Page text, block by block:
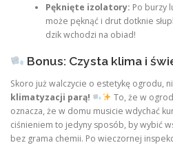
Pęknięte izolatory: Po burzy
może pęknąć i drut dotknie
dzik wchodzi na obiad!
Bonus: Czysta klima i
Skoro już walczycie o estetykę ogrodu,
klimatyzacji parą!
To, że w
oznacza, że w domu musicie wdychać
ciśnieniem to jedyny sposób, by wybić
bez grama chemii. Po wieczornej